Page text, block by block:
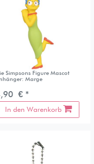
Simpsons Figure Mascot
Marge
€ *
In den Warenkorb